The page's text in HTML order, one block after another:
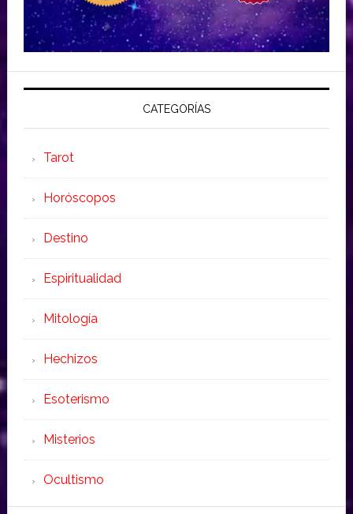
CATEGORÍAS
Tarot
Horóscopos
Destino
Espiritualidad
Mitología
Hechizos
Esoterismo
Misterios
Ocultismo